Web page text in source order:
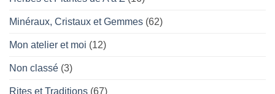
Minéraux, Cristaux et Gemmes (62)
Mon atelier et moi (12)
Non classé (3)
Rites et Traditions (67)